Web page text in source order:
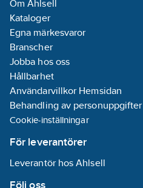
vid
temperaturer
under -10 °C
inte användas.
Komprimering
är viktig och
vibrator eller
vibratorvält.
kan även vara
med hjälp av
med intensiv
Om Ahlsell
Kataloger
Egna märkesvaror
Branscher
Jobba hos oss
Hållbarhet
Användarvillkor Hemsidan
Behandling av personuppgifter
Cookie-inställningar
För leverantörer
Leverantör hos Ahlsell
Följ oss